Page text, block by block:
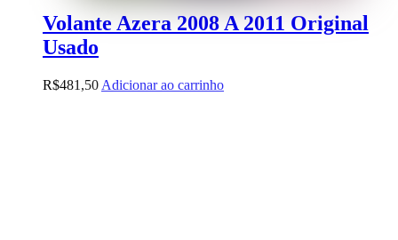
Volante Azera 2008 A 2011 Original
Usado
R$481,50 Adicionar ao carrinho